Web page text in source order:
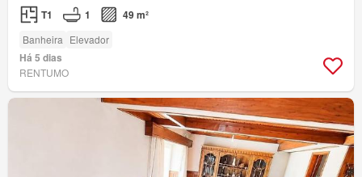
T1 1 49 m²
Banheira Elevador
Há 5 dias
RENTUMO